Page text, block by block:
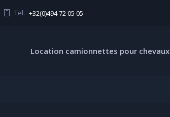
Tel. +32(0)494 72 05 05
Location camionnettes pour chevaux